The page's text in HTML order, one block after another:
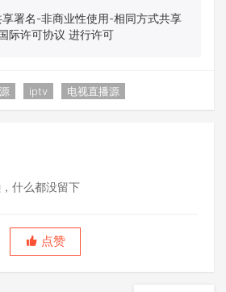
署名-非商业性使用-相同方式共享
际许可协议 进行许可
iptv 电视直播源
什么都没留下
点赞